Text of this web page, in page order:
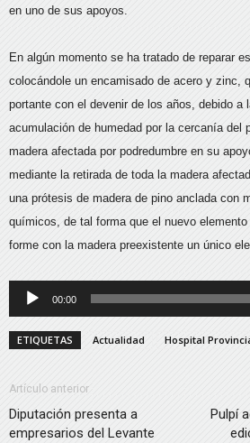
en uno de sus apoyos.
En algún momento se ha tratado de reparar
colocándole un encamisado de acero y zinc,
portante con el devenir de los años, debido a
acumulación de humedad por la cercanía del
madera afectada por podredumbre en su
mediante la retirada de toda la madera
una prótesis de madera de pino anclada con
químicos, de tal forma que el nuevo
forme con la madera preexistente un único
Reproductor
de
audio
00:00
ETIQUETAS Actualidad Hospital
Artículo anterior
Diputación presenta a
empresarios del Levante
Pulpí